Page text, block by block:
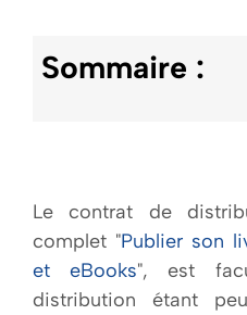
Mon panier
Sommaire :
Le contrat de
complet "Publier son
et eBooks", est
distribution étant